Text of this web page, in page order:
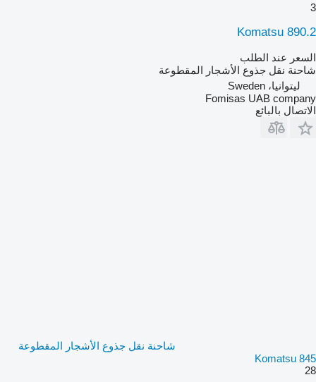
3
Komatsu 890.2
السعر عند الطلب
شاحنة نقل جذوع الأشجار المقطوعة
ليتوانيا، Sweden
Fomisas UAB company
الاتصال بالبائع
شاحنة نقل جذوع الأشجار المقطوعة
Komatsu 845
28